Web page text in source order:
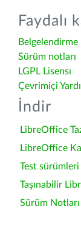
Faydalı
Belgelendirme
Sürüm notları
LGPL Lisensı
Çevrimiçi
İndir
LibreOffice
LibreOffice
Test sürümleri
Taşınabilir
Sürüm Notları